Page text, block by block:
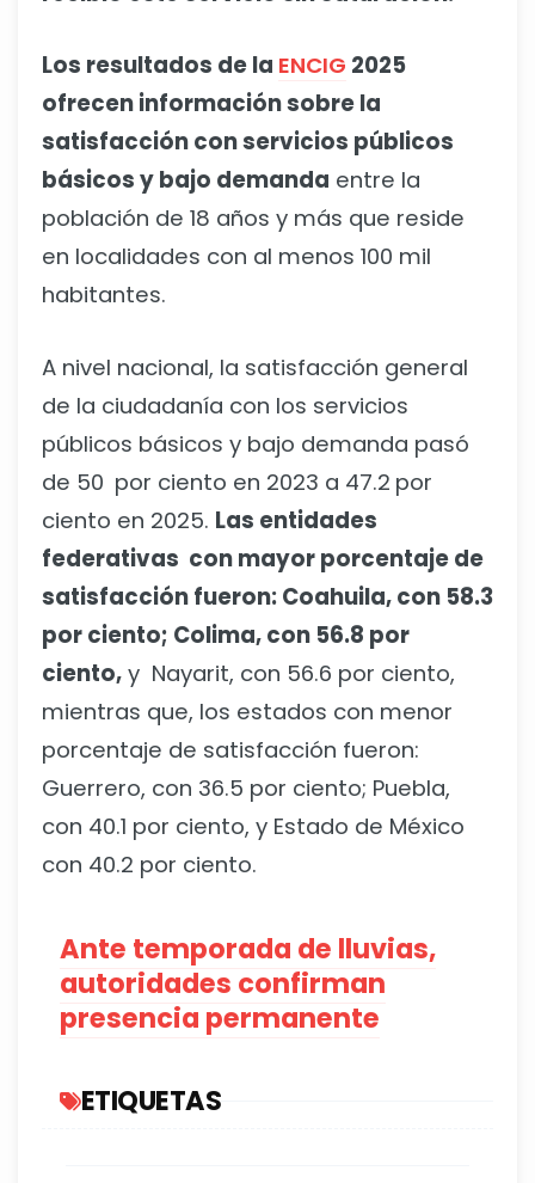
Los resultados de la ENCIG 2025
ofrecen información sobre la
satisfacción con servicios públicos
básicos y bajo demanda entre la
población de 18 años y más que reside
en localidades con al menos 100 mil
habitantes.
A nivel nacional, la satisfacción general
de la ciudadanía con los servicios
públicos básicos y bajo demanda pasó
de 50 por ciento en 2023 a 47.2 por
ciento en 2025. Las entidades
federativas con mayor porcentaje de
satisfacción fueron: Coahuila, con 58.3
por ciento; Colima, con 56.8 por
ciento, y Nayarit, con 56.6 por ciento,
mientras que, los estados con menor
porcentaje de satisfacción fueron:
Guerrero, con 36.5 por ciento; Puebla,
con 40.1 por ciento, y Estado de México
con 40.2 por ciento.
Ante temporada de lluvias,
autoridades confirman
presencia permanente
ETIQUETAS